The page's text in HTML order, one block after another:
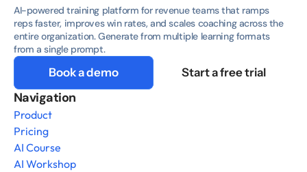
AI-powered training platform for revenue teams that ramps
reps faster, improves win rates, and scales coaching across the
entire organization. Generate from multiple learning formats
from a single prompt.
Book a demo Start a free trial
Navigation
Product
Pricing
AI Course
AI Workshop